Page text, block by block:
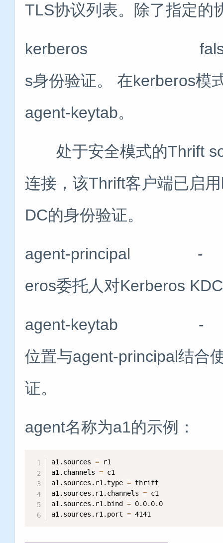
TLS协议列表。除了指定的
kerberos false 设
s身份验证。 在kerberos模
agent-keytab。
处于安全模式的Thrift
连接，该Thrift客户端已启
DC的身份验证。
agent-principal -
eros委托人对Kerberos
agent-keytab -
位置与agent-principal结合
证。
agent名称为a1的示例：
a1.sources = r1
a1.channels = c1
a1.sources.r1.type = thrift
a1.sources.r1.channels = c1
a1.sources.r1.bind = 0.0.0.0
a1.sources.r1.port = 4141